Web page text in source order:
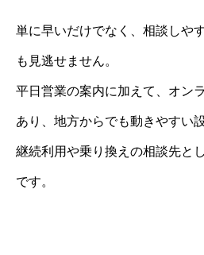
単に早いだけでなく、相談しや
も見逃せません。
平日営業の案内に加えて、オン
あり、地方からでも動きやすい
継続利用や乗り換えの相談先と
です。